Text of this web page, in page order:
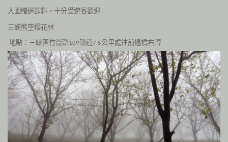
入園贈送飲料，十分受遊客歡迎
三峽熊空櫻花林
地點：三峽區竹崙路109縣道7.5公里處往前過橋右轉